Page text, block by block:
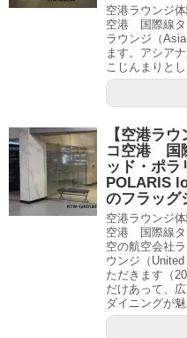
空港ラウンジ
空港 国際線タ
ラウンジ（
ます。アシア
こじんまりと
【空港ラ
コ空港 国
ッド・ポ
POLARIS
のフラッグ
空港ラウンジ
空港 国際線タ
空の航空会社
ウンジ（
ただきます（
だけあって、
ダイニングが